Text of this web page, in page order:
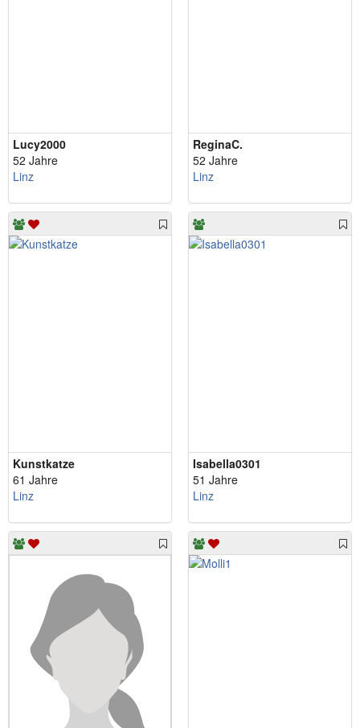
Lucy2000
52 Jahre
Linz
ReginaC.
52 Jahre
Linz
Kunstkatze
61 Jahre
Linz
Isabella0301
51 Jahre
Linz